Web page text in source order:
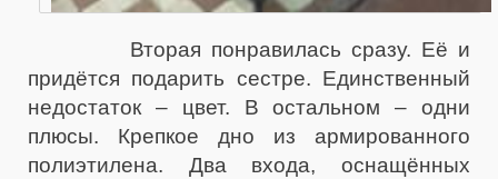
Вторая понравилась сразу. Её и
придётся подарить сестре. Единственный
недостаток – цвет. В остальном – одни
плюсы. Крепкое дно из армированного
полиэтилена. Два входа, оснащённых